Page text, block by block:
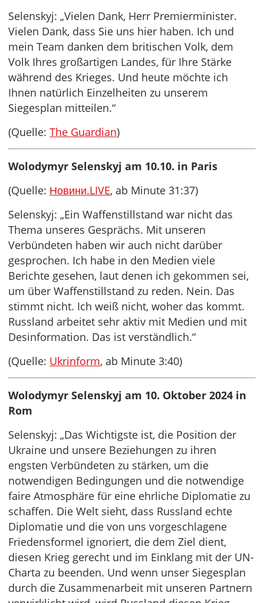
Selenskyj: „Vielen Dank, Herr Premierminister.
Vielen Dank, dass Sie uns hier haben. Ich und
mein Team danken dem britischen Volk, dem
Volk Ihres großartigen Landes, für Ihre Stärke
während des Krieges. Und heute möchte ich
Ihnen natürlich Einzelheiten zu unserem
Siegesplan mitteilen.“
(Quelle: The Guardian)
Wolodymyr Selenskyj am 10.10. in Paris
(Quelle: Новини.LIVE, ab Minute 31:37)
Selenskyj: „Ein Waffenstillstand war nicht das
Thema unseres Gesprächs. Mit unseren
Verbündeten haben wir auch nicht darüber
gesprochen. Ich habe in den Medien viele
Berichte gesehen, laut denen ich gekommen sei,
um über Waffenstillstand zu reden. Nein. Das
stimmt nicht. Ich weiß nicht, woher das kommt.
Russland arbeitet sehr aktiv mit Medien und mit
Desinformation. Das ist verständlich.“
(Quelle: Ukrinform, ab Minute 3:40)
Wolodymyr Selenskyj am 10. Oktober 2024 in
Rom
Selenskyj: „Das Wichtigste ist, die Position der
Ukraine und unsere Beziehungen zu ihren
engsten Verbündeten zu stärken, um die
notwendigen Bedingungen und die notwendige
faire Atmosphäre für eine ehrliche Diplomatie zu
schaffen. Die Welt sieht, dass Russland echte
Diplomatie und die von uns vorgeschlagene
Friedensformel ignoriert, die dem Ziel dient,
diesen Krieg gerecht und im Einklang mit der UN-
Charta zu beenden. Und wenn unser Siegesplan
durch die Zusammenarbeit mit unseren Partnern